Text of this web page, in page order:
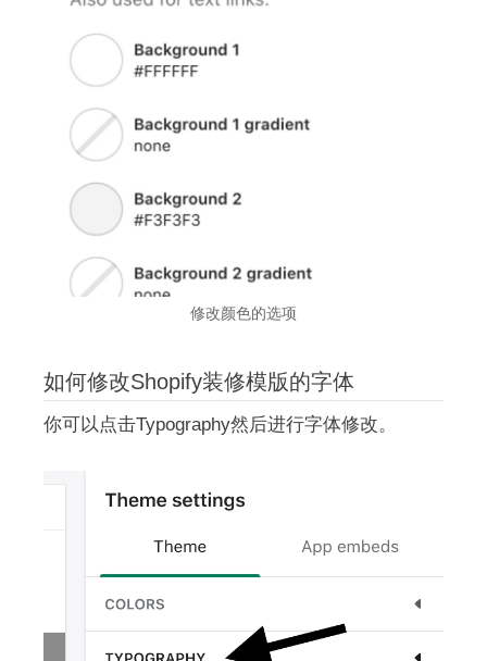
修改颜色的选项
如何修改Shopify装修模版的字体
你可以点击Typography然后进行字体修改。